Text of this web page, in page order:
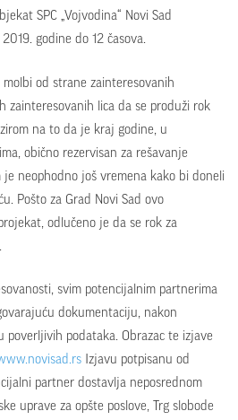
SPC „Vojvodina“ Novi Sad
godine do 12 časova.
od strane zainteresovanih
zainteresovanih lica da se produži rok
na to da je kraj godine, u
obično rezervisan za rešavanje
neophodno još vremena kako bi doneli
Pošto za Grad Novi Sad ovo
odlučeno je da se rok za
svim potencijalnim partnerima
dokumentaciju, nakon
podataka. Obrazac te izjave
Izjavu potpisanu od
partner dostavlјa neposrednom
uprave za opšte poslove, Trg slobode